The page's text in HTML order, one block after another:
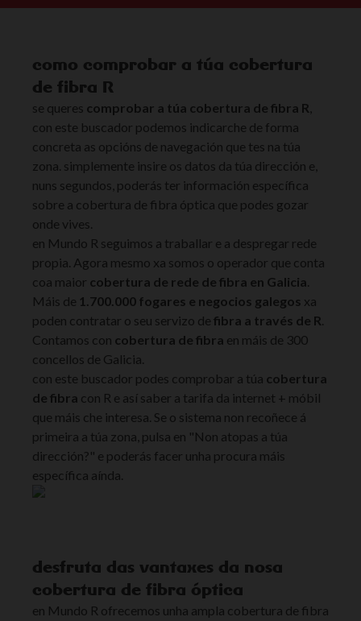
como comprobar a túa cobertura
de fibra R
se queres comprobar a túa cobertura de fibra R
con este buscador podemos indicarche de forma
concreta as opcións de navegación que tes na túa
zona. simplemente insire os datos da túa dirección e,
nuns segundos, poderás ter información específica
sobre a cobertura de fibra óptica que podes gozar
onde vives.
en Mundo R seguimos a traballar e a despregar rede
propia. Agora mesmo xa somos o operador que conta
coa maior cobertura de rede de fibra en Galicia.
Máis de 1.700.000 fogares e negocios galegos xa
poden contratar o seu servizo de fibra a través de R.
Contamos con cobertura de fibra en máis de 300
concellos de Galicia.
con este buscador podes comprobar a túa cobertura
de fibra con R e así saber a tarifa da internet + móbil
que máis che interesa. Se o sistema non recoñece á
primeira a túa zona, pulsa en "Non atopas a túa
dirección?" e poderás facer unha procura máis
específica aínda.
desfruta das vantaxes da nosa
cobertura de fibra óptica
en Mundo R ofrecemos unha ampla cobertura de fibra